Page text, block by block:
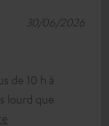
de 10 h à
lourd que
30/06/2026